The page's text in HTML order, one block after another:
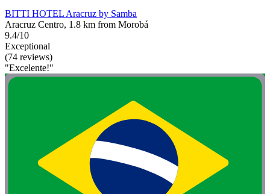
BITTI HOTEL Aracruz by Samba
Aracruz Centro, 1.8 km from Morobá
9.4/10
Exceptional
(74 reviews)
"Excelente!"